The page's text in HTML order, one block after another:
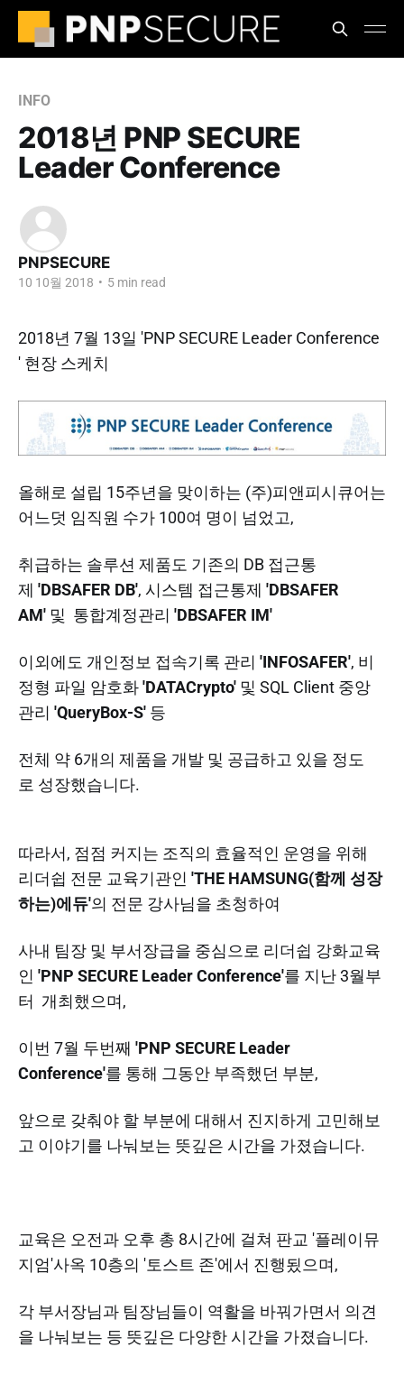
INFO
2018년 PNP SECURE
Leader Conference
PNPSECURE
10 10월 2018 • 5 min read
2018년 7월 13일 'PNP SECURE Leader Conference
' 현장 스케치
올해로 설립 15주년을 맞이하는 (주)피앤피시큐어는
어느덧 임직원 수가 100여 명이 넘었고,
​취급하는 솔루션 제품도 기존의 DB 접근통
제 'DBSAFER DB', 시스템 접근통제 'DBSAFER
AM' 및 통합계정관리 'DBSAFER IM'
이외에도 개인정보 접속기록 관리 'INFOSAFER', 비
정형 파일 암호화'DATACrypto' 및 SQL Client 중앙
관리 'QueryBox-S' 등
전체 약 6개의 제품을 개발 및 공급하고 있을 정도
로 성장했습니다.
따라서, 점점 커지는 조직의 효율적인 운영을 위해
리더쉽 전문 교육기관인 'THE HAMSUNG(함께 성장
하는)에듀'의 전문 강사님을 초청하여
사내 팀장 및 부서장급을 중심으로 리더쉽 강화교육
인 'PNP SECURE Leader Conference'를 지난 3월부
터 개최했으며,
​이번 7월 두번째 'PNP SECURE Leader
Conference'를 통해 그동안 부족했던 부분,
앞으로 갖춰야 할 부분에 대해서 진지하게 고민해보
고 이야기를 나눠보는 뜻깊은 시간을 가졌습니다.
​교육은 오전과 오후 총 8시간에 걸쳐 판교 '플레이뮤
지엄'사옥 10층의 '토스트 존'에서 진행됬으며,
각 부서장님과 팀장님들이 역활을 바꿔가면서 의견
을 나눠보는 등 뜻깊은 다양한 시간을 가졌습니다.